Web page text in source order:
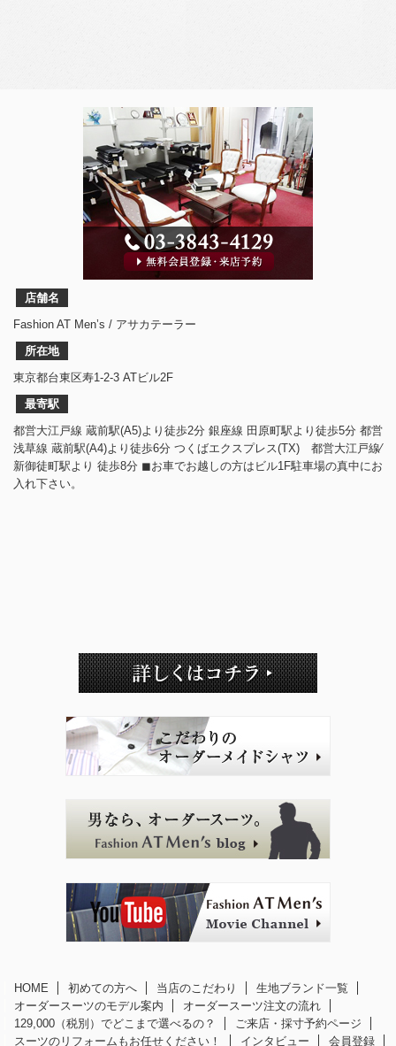
店舗名
Fashion AT Men’s / アサカテーラー
所在地
東京都台東区寿1-2-3 ATビル2F
最寄駅
都営大江戸線 蔵前駅(A5)より徒歩2分 銀座線 田原町駅より徒歩5分 都営
浅草線 蔵前駅(A4)より徒歩6分 つくばエクスプレス(TX) 都営大江戸線⁄
新御徒町駅より 徒歩8分 ◼︎お車でお越しの方はビル1F駐車場の真中にお
入れ下さい。
HOME 初めての方へ 当店のこだわり
生地ブランド一覧
オーダースーツのモデル案内
オーダースーツ注文の流れ
129,000（税別）でどこまで選べるの？
ご来店・採寸予約ページ
スーツのリフォームもお任せください！
インタビュー 会員登録